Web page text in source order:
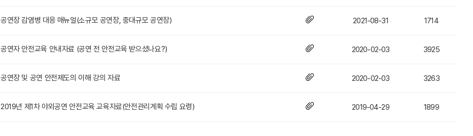
공연장 감염병 대응 매뉴얼(소규모 공연장, 중대규모 공연장) 첨부파일 2021-08-31 1714
공연자 안전교육 안내자료 (공연 전 안전교육 받으셨나요?) 첨부파일 2020-02-03 3925
공연장 및 공연 안전제도의 이해 강의 자료 첨부파일 2020-02-03 3263
2019년 제1차 야외공연 안전교육 교육자료(안전관리계획 수립 요령) 첨부파일 2019-04-29 1899